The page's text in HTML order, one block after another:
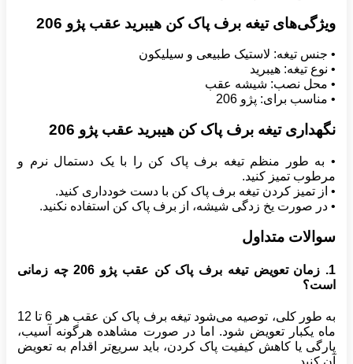
ویژگی‌های تیغه برف پاک کن هیبرید عقب پژو 206
• جنس تیغه: لاستیک طبیعی و سیلیکون
• نوع تیغه: هیبرید
• محل نصب: شیشه عقب
• مناسب برای: پژو 206
نگهداری تیغه برف پاک کن هیبرید عقب پژو 206
• به طور منظم تیغه برف پاک کن را با یک دستمال نرم و
مرطوب تمیز کنید.
• از تمیز کردن تیغه برف پاک کن با دست خودداری کنید.
• در صورت یخ زدگی شیشه، از برف پاک کن استفاده نکنید.
سوالات متداول
1. زمان تعویض تیغه برف پاک کن عقب پژو 206 چه زمانی
است؟
به طور کلی، توصیه می‌شود تیغه برف پاک کن عقب هر 6 تا 12
ماه یکبار تعویض شود. اما در صورت مشاهده هرگونه آسیب،
پارگی یا کاهش کیفیت پاک کردن، باید سریع‌تر اقدام به تعویض
آن کنید.